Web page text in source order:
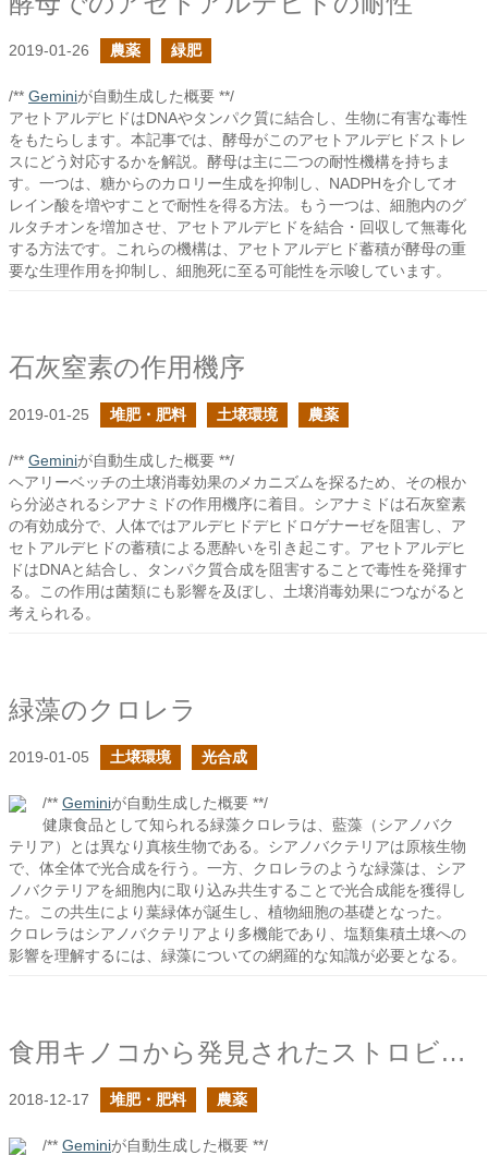
2019-01-26 農薬 緑肥
/** Geminiが自動生成した概要 **/
アセトアルデヒドはDNAやタンパク質に結合し、生物に有害な毒性
をもたらします。本記事では、酵母がこのアセトアルデヒドストレ
スにどう対応するかを解説。酵母は主に二つの耐性機構を持ちま
す。一つは、糖からのカロリー生成を抑制し、NADPHを介してオ
レイン酸を増やすことで耐性を得る方法。もう一つは、細胞内のグ
ルタチオンを増加させ、アセトアルデヒドを結合・回収して無毒化
する方法です。これらの機構は、アセトアルデヒド蓄積が酵母の重
要な生理作用を抑制し、細胞死に至る可能性を示唆しています。
石灰窒素の作用機序
2019-01-25 堆肥・肥料 土壌環境 農薬
/** Geminiが自動生成した概要 **/
ヘアリーベッチの土壌消毒効果のメカニズムを探るため、その根か
ら分泌されるシアナミドの作用機序に着目。シアナミドは石灰窒素
の有効成分で、人体ではアルデヒドデヒドロゲナーゼを阻害し、ア
セトアルデヒドの蓄積による悪酔いを引き起こす。アセトアルデヒ
ドはDNAと結合し、タンパク質合成を阻害することで毒性を発揮す
る。この作用は菌類にも影響を及ぼし、土壌消毒効果につながると
考えられる。
緑藻のクロレラ
2019-01-05 土壌環境 光合成
/** Geminiが自動生成した概要 **/
健康食品として知られる緑藻クロレラは、藍藻（シアノバク
テリア）とは異なり真核生物である。シアノバクテリアは原核生物
で、体全体で光合成を行う。一方、クロレラのような緑藻は、シア
ノバクテリアを細胞内に取り込み共生することで光合成能を獲得し
た。この共生により葉緑体が誕生し、植物細胞の基礎となった。
クロレラはシアノバクテリアより多機能であり、塩類集積土壌への
影響を理解するには、緑藻についての網羅的な知識が必要となる。
食用キノコから発見されたストロビルリン
2018-12-17 堆肥・肥料 農薬
/** Geminiが自動生成した概要 **/